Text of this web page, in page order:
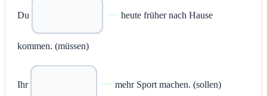
Du heute früher nach Hause
kommen. (müssen)
Ihr mehr Sport machen. (sollen)